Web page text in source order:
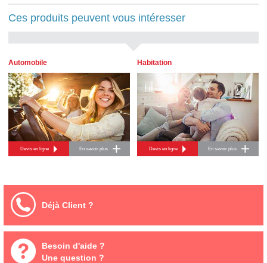
Ces produits peuvent vous intéresser
Automobile
Devis en ligne En savoir plus
Habitation
Devis en ligne En savoir plus
Déjà Client ?
Besoin d'aide ?
Une question ?